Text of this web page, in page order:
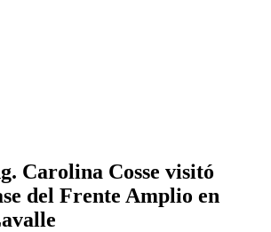
Carolina Cosse visitó
del Frente Amplio en